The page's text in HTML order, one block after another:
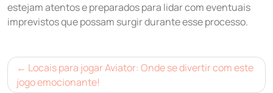
estejam atentos e preparados para lidar com eventuais
imprevistos que possam surgir durante esse processo.
Navegação
de
Locais para jogar Aviator: Onde se divertir com este
jogo emocionante!